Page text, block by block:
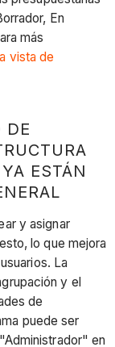
En
más
vista de
DE
ESTÁN
y asignar
lo que mejora
La
y el
de
puede ser
en